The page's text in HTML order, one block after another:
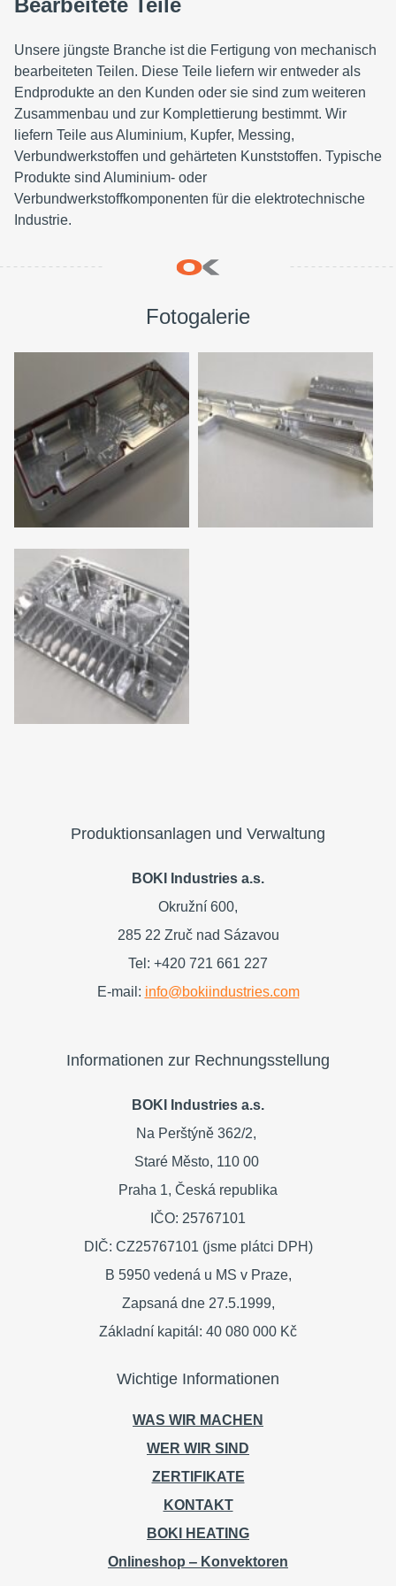
Unsere jüngste Branche ist die Fertigung von mechanisch
bearbeiteten Teilen. Diese Teile liefern wir entweder als
Endprodukte an den Kunden oder sie sind zum weiteren
Zusammenbau und zur Komplettierung bestimmt. Wir
liefern Teile aus Aluminium, Kupfer, Messing,
Verbundwerkstoffen und gehärteten Kunststoffen. Typische
Produkte sind Aluminium- oder
Verbundwerkstoffkomponenten für die elektrotechnische
Industrie.
Fotogalerie
Produktionsanlagen und Verwaltung
BOKI Industries a.s.
Okružní 600,
285 22 Zruč nad Sázavou
Tel: +420 721 661 227
E-mail: info@bokiindustries.com
Informationen zur Rechnungsstellung
BOKI Industries a.s.
Na Perštýně 362/2,
Staré Město, 110 00
Praha 1, Česká republika
IČO: 25767101
DIČ: CZ25767101 (jsme plátci DPH)
B 5950 vedená u MS v Praze,
Zapsaná dne 27.5.1999,
Základní kapitál: 40 080 000 Kč
Wichtige Informationen
WAS WIR MACHEN
WER WIR SIND
ZERTIFIKATE
KONTAKT
BOKI HEATING
Onlineshop ‒ Konvektoren